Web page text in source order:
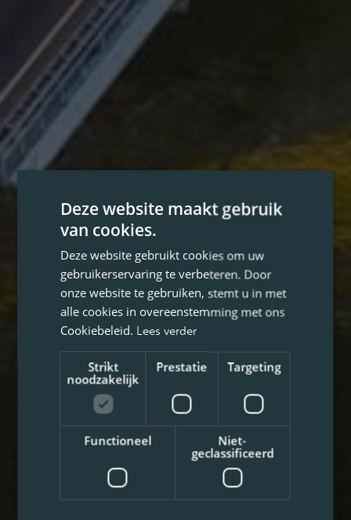
Deze website maakt gebruik
van cookies.
Deze website gebruikt cookies om uw
gebruikerservaring te verbeteren. Door
onze website te gebruiken, stemt u in met
alle cookies in overeenstemming met ons
Cookiebeleid. Lees verder
Strikt
noodzakelijk
Prestatie Targeting
Functioneel
Niet-
geclassificeerd